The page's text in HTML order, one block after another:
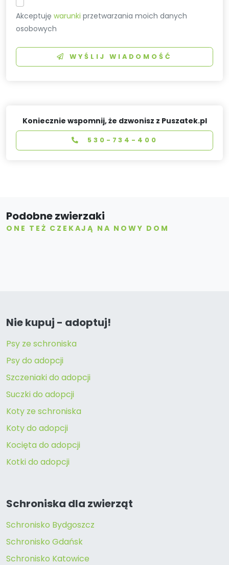
Akceptujęwarunki przetwarzania moich danych
osobowych
WYŚLIJ WIADOMOŚĆ
Koniecznie wspomnij, że dzwonisz z Puszatek.pl
530-734-400
Podobne zwierzaki
ONE TEŻ CZEKAJĄ NA NOWY DOM
Nie kupuj - adoptuj!
Psy ze schroniska
Psy do adopcji
Szczeniaki do adopcji
Suczki do adopcji
Koty ze schroniska
Koty do adopcji
Kocięta do adopcji
Kotki do adopcji
Schroniska dla zwierząt
Schronisko Bydgoszcz
Schronisko Gdańsk
Schronisko Katowice